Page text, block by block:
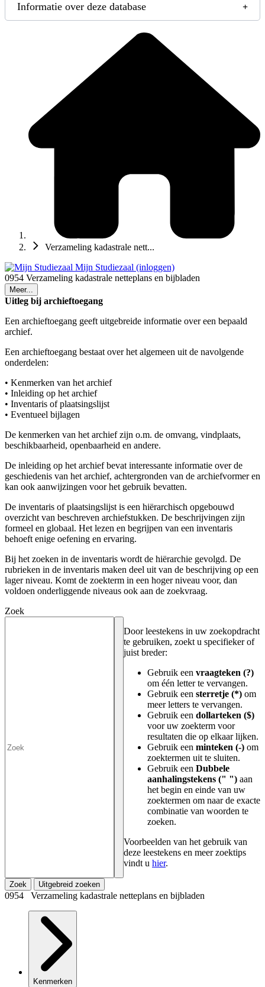
Informatie over deze database
Verzameling kadastrale nett...
Mijn Studiezaal (inloggen)
0954 Verzameling kadastrale netteplans en bijbladen
Meer...
Uitleg bij archieftoegang
Een archieftoegang geeft uitgebreide informatie over een bepaald
archief.
Een archieftoegang bestaat over het algemeen uit de navolgende
onderdelen:
• Kenmerken van het archief
• Inleiding op het archief
• Inventaris of plaatsingslijst
• Eventueel bijlagen
De kenmerken van het archief zijn o.m. de omvang, vindplaats,
beschikbaarheid, openbaarheid en andere.
De inleiding op het archief bevat interessante informatie over de
geschiedenis van het archief, achtergronden van de archiefvormer en
kan ook aanwijzingen voor het gebruik bevatten.
De inventaris of plaatsingslijst is een hiërarchisch opgebouwd
overzicht van beschreven archiefstukken. De beschrijvingen zijn
formeel en globaal. Het lezen en begrijpen van een inventaris
behoeft enige oefening en ervaring.
Bij het zoeken in de inventaris wordt de hiërarchie gevolgd. De
rubrieken in de inventaris maken deel uit van de beschrijving op een
lager niveau. Komt de zoekterm in een hoger niveau voor, dan
voldoen onderliggende niveaus ook aan de zoekvraag.
Zoek
Door leestekens in uw zoekopdracht
te gebruiken, zoekt u specifieker of
juist breder:
Gebruik een vraagteken (?)
om één letter te vervangen.
Gebruik een sterretje (*) om
meer letters te vervangen.
Gebruik een dollarteken ($)
voor uw zoekterm voor
resultaten die op elkaar lijken.
Gebruik een minteken (-) om
zoektermen uit te sluiten.
Gebruik een Dubbele
aanhalingstekens (" ") aan
het begin en einde van uw
zoektermen om naar de exacte
combinatie van woorden te
zoeken.
Voorbeelden van het gebruik van
deze leestekens en meer zoektips
vindt u hier.
Zoek Uitgebreid zoeken
0954 Verzameling kadastrale netteplans en bijbladen
Kenmerken